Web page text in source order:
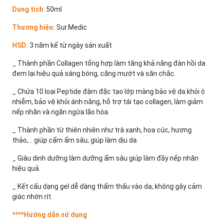
Dung tích: 50ml
Thương hiệu: Sur.Medic
HSD: 3 năm kể từ ngày sản xuất
_ Thành phần Collagen tổng hợp làm tăng khả năng đàn hồi da
đem lại hiệu quả sáng bóng, căng mướt và săn chắc.
_ Chứa 10 loại Peptide đậm đặc tạo lớp màng bảo vệ da khỏi ô
nhiễm, bảo vệ khỏi ánh nắng, hỗ trợ tái tạo collagen, làm giảm
nếp nhăn và ngăn ngừa lão hóa.
_ Thành phần từ thiên nhiên như trà xanh, hoa cúc, hương
thảo,... giúp cẩm ẩm sâu, giúp làm dịu da.
_ Giàu dinh dưỡng làm dưỡng ẩm sâu giúp làm đầy nếp nhăn
hiệu quả.
_ Kết cấu dạng gel dễ dàng thẩm thấu vào da, không gây cảm
giác nhờn rít.
****Hướng dẫn sử dụng